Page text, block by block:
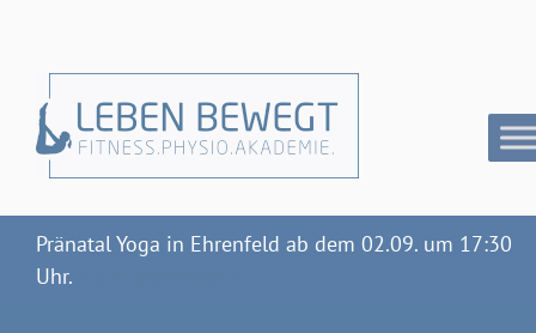
Pränatal Yoga in Ehrenfeld ab dem 02.09. um 17:30
Uhr.